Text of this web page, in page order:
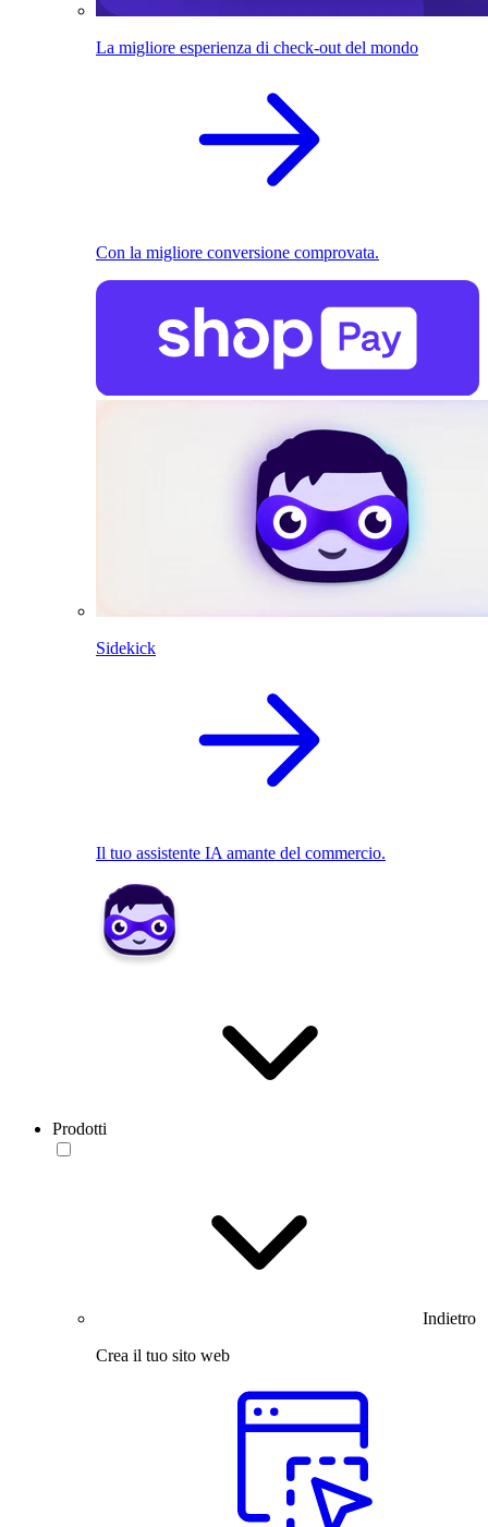
La migliore esperienza di check-out del mondo
Con la migliore conversione comprovata.
Sidekick
Il tuo assistente IA amante del commercio.
Prodotti
Indietro
Crea il tuo sito web